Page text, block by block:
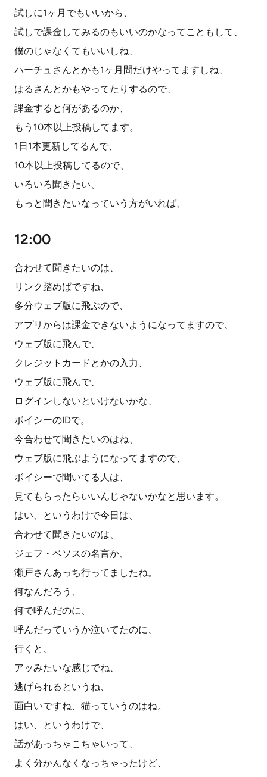
試しに1ヶ月でもいいから、
試しで課金してみるのもいいのかなってこともして、
僕のじゃなくてもいいしね、
ハーチュさんとかも1ヶ月間だけやってますしね、
はるさんとかもやってたりするので、
課金すると何があるのか、
もう10本以上投稿してます。
1日1本更新してるんで、
10本以上投稿してるので、
いろいろ聞きたい、
もっと聞きたいなっていう方がいれば、
12:00
合わせて聞きたいのは、
リンク踏めばですね、
多分ウェブ版に飛ぶので、
アプリからは課金できないようになってますので、
ウェブ版に飛んで、
クレジットカードとかの入力、
ウェブ版に飛んで、
ログインしないといけないかな、
ボイシーのIDで。
今合わせて聞きたいのはね、
ウェブ版に飛ぶようになってますので、
ボイシーで聞いてる人は、
見てもらったらいいんじゃないかなと思います。
はい、というわけで今日は、
合わせて聞きたいのは、
ジェフ・ベソスの名言か、
瀬戸さんあっち行ってましたね。
何なんだろう、
何で呼んだのに、
呼んだっていうか泣いてたのに、
行くと、
アッみたいな感じでね、
逃げられるというね、
面白いですね、猫っていうのはね。
はい、というわけで、
話があっちゃこちゃいって、
よく分かんなくなっちゃったけど、